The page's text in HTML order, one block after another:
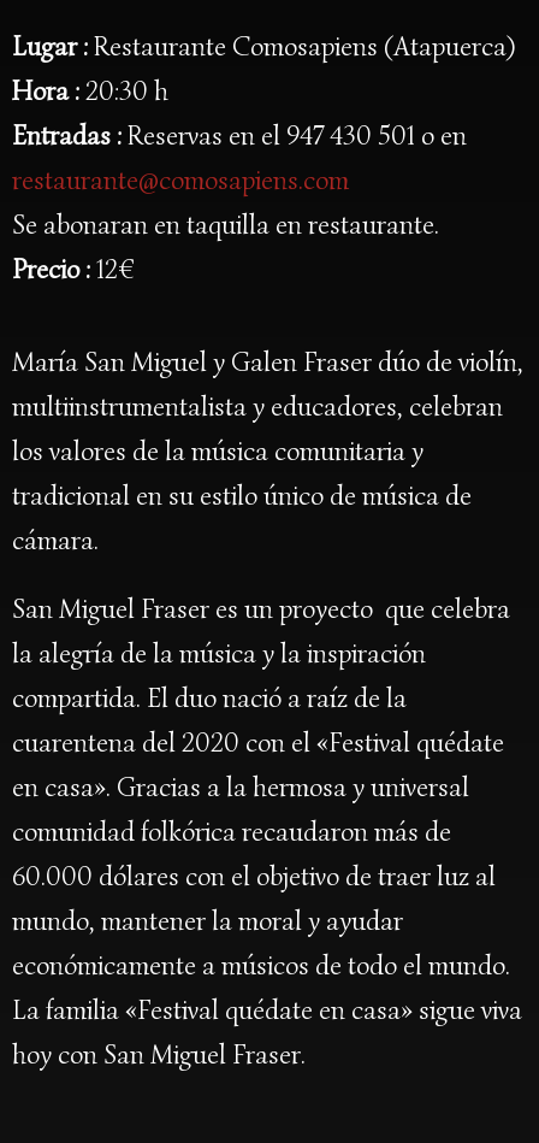
Lugar :Restaurante Comosapiens (Atapuerca)
Hora :20:30 h
Entradas :Reservas en el 947 430 501 o en
restaurante@comosapiens.com
Se abonaran en taquilla en restaurante.
Precio :12€
María San Miguel y Galen Fraser dúo de violín,
multiinstrumentalista y educadores, celebran
los valores de la música comunitaria y
tradicional en su estilo único de música de
cámara.
San Miguel Fraser es un proyecto que celebra
la alegría de la música y la inspiración
compartida. El duo nació a raíz de la
cuarentena del 2020 con el «Festival quédate
en casa». Gracias a la hermosa y universal
comunidad folkórica recaudaron más de
60.000 dólares con el objetivo de traer luz al
mundo, mantener la moral y ayudar
económicamente a músicos de todo el mundo.
La familia «Festival quédate en casa» sigue viva
hoy con San Miguel Fraser.